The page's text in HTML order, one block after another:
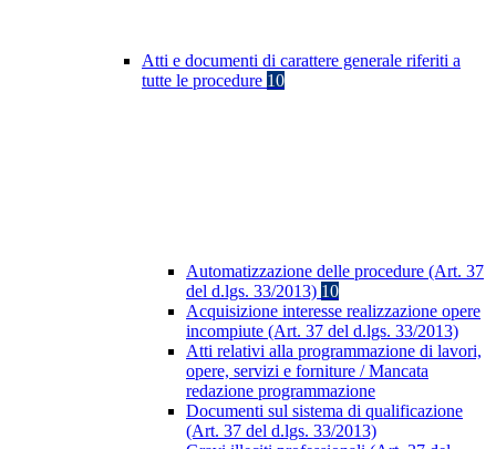
Atti e documenti di carattere generale riferiti a
tutte le procedure 10
Automatizzazione delle procedure (Art. 37
del d.lgs. 33/2013) 10
Acquisizione interesse realizzazione opere
incompiute (Art. 37 del d.lgs. 33/2013)
Atti relativi alla programmazione di lavori,
opere, servizi e forniture / Mancata
redazione programmazione
Documenti sul sistema di qualificazione
(Art. 37 del d.lgs. 33/2013)